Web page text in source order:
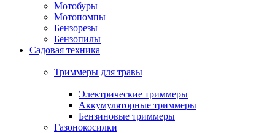
Мотобуры
Мотопомпы
Бензорезы
Бензопилы
Садовая техника
Триммеры для травы
Электрические триммеры
Аккумуляторные триммеры
Бензиновые триммеры
Газонокосилки